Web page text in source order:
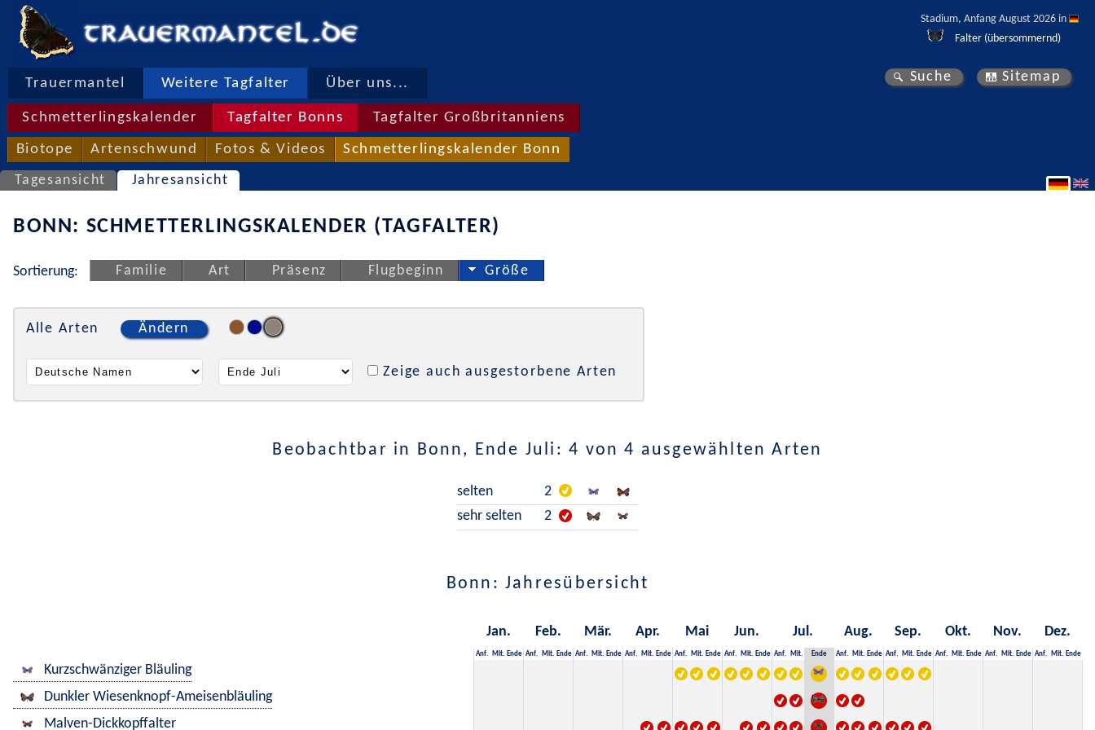
Stadium, Anfang August 2026 in
Falter (übersommernd)
Trauermantel Weitere Tagfalter Über uns...
Schmetterlingskalender Tagfalter Bonns Tagfalter Großbritanniens
Biotope Artenschwund Fotos & Videos Schmetterlingskalender Bonn
Suche Sitemap
Tagesansicht Jahresansicht
BONN: SCHMETTERLINGSKALENDER (TAGFALTER)
Sortierung: Familie Art Präsenz Flugbeginn Größe
Alle Arten Ändern
Zeige auch ausgestorbene Arten
Beobachtbar in Bonn, Ende Juli: 4 von 4 ausgewählten Arten
selten
2
sehr selten
2
Bonn: Jahresübersicht
Jan. Feb. Mär. Apr. Mai Jun. Jul. Aug. Sep. Okt. Nov. Dez.
Anf. Mit. Ende Anf. Mit. Ende Anf. Mit. Ende Anf. Mit. Ende Anf. Mit. Ende Anf. Mit. Ende Anf. Mit. Ende Anf. Mit. Ende Anf. Mit. Ende Anf. Mit. Ende Anf. Mit. Ende Anf. Mit. Ende
Kurzschwänziger Bläuling
Dunkler Wiesenknopf-Ameisenbläuling
Malven-Dickkopffalter